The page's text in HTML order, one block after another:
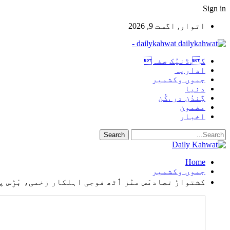
Sign in
اتوار, اگست 9, 2026
dailykahwat -
گ.ڈنیُک صفہ
اداریہ
جموں وکشمیر
دنیا
گِندُن در .کُن
مضمون
اخبار
Home
جموں وکشمیر
کشتواڑ تصادمَس منٛز ٲٹھ فوجی اہلکار زخمی، بٔڑِس